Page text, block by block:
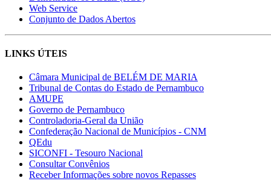
Web Service
Conjunto de Dados Abertos
LINKS ÚTEIS
Câmara Municipal de BELÉM DE MARIA
Tribunal de Contas do Estado de Pernambuco
AMUPE
Governo de Pernambuco
Controladoria-Geral da União
Confederação Nacional de Municípios - CNM
QEdu
SICONFI - Tesouro Nacional
Consultar Convênios
Receber Informações sobre novos Repasses